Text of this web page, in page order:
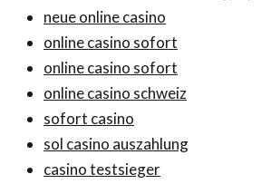
neue online casino
online casino sofort
online casino sofort
online casino schweiz
sofort casino
sol casino auszahlung
casino testsieger